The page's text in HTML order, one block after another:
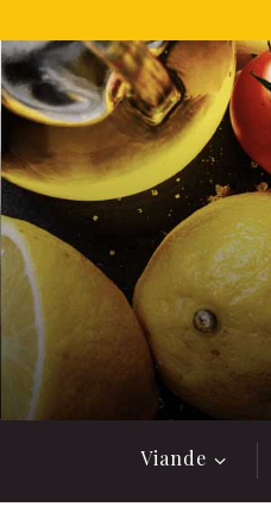
au
contenu
Viande